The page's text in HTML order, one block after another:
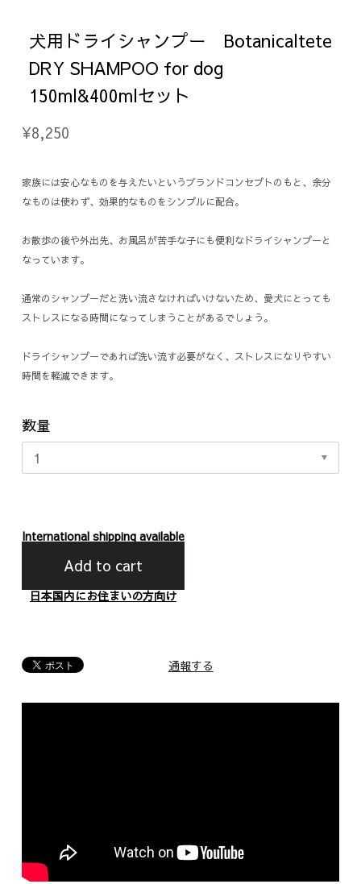
犬用ドライシャンプー Botanicaltete
DRY SHAMPOO for dog
150ml&400mlセット
¥8,250
家族には安心なものを与えたいというブランドコンセプトのもと、余分
なものは使わず、効果的なものをシンプルに配合。
お散歩の後や外出先、お風呂が苦手な子にも便利なドライシャンプーと
なっています。
通常のシャンプーだと洗い流さなければいけないため、愛犬にとっても
ストレスになる時間になってしまうことがあるでしょう。
ドライシャンプーであれば洗い流す必要がなく、ストレスになりやすい
時間を軽減できます。
数量
International shipping available
Add to cart
日本国内にお住まいの方向け
通報する